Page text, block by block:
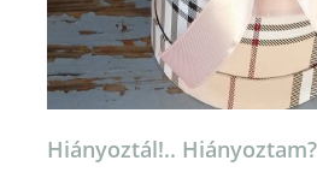
Hiányoztál!..